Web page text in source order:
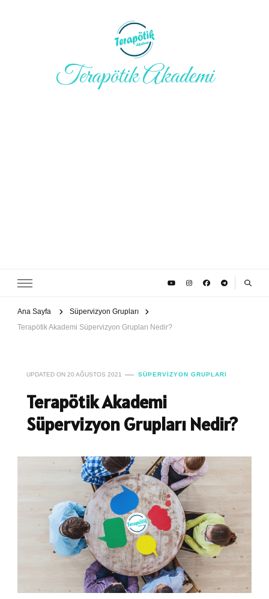
Terapötik Akademi
Ana Sayfa
Süpervizyon Grupları
Terapötik Akademi Süpervizyon Grupları Nedir?
UPDATED ON 20 AĞUSTOS 2021 SÜPERVIZYON GRUPLARI
Terapötik Akademi
Süpervizyon Grupları Nedir?